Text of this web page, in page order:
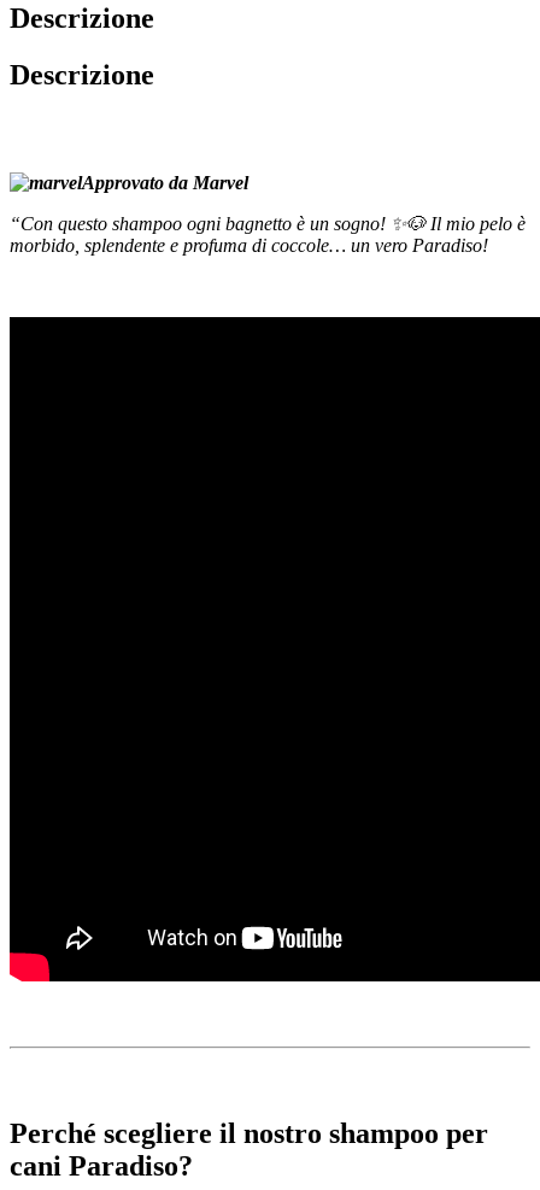
Descrizione
Descrizione
Approvato da Marvel
“Con questo shampoo ogni bagnetto è un sogno! ✨🐶 Il mio pelo è
morbido, splendente e profuma di coccole… un vero Paradiso!
Perché scegliere il nostro shampoo per
cani Paradiso?